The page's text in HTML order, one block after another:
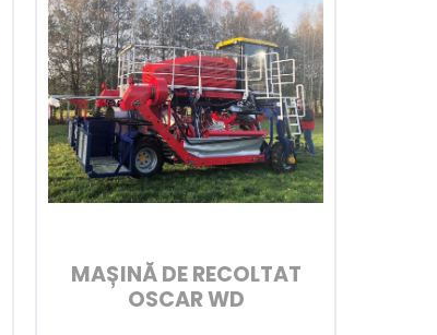
MAȘINĂ DE RECOLTAT
OSCAR WD